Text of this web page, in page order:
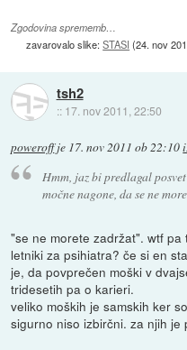
Zgodovina sprememb…
zavarovalo slike:STASI (24. nov
tsh2
:: 17. nov 2011, 22:50
poweroffje 17. nov 2011 ob 22:10
Hmm, jaz bi predlagal
močne nagone, da se ne
"se ne morete zadržat". wtf
letniki za psihiatra? če si en
je, da povprečen moški v
tridesetih pa o karieri.
veliko moških je samskih ker
sigurno niso izbirčni. za njih